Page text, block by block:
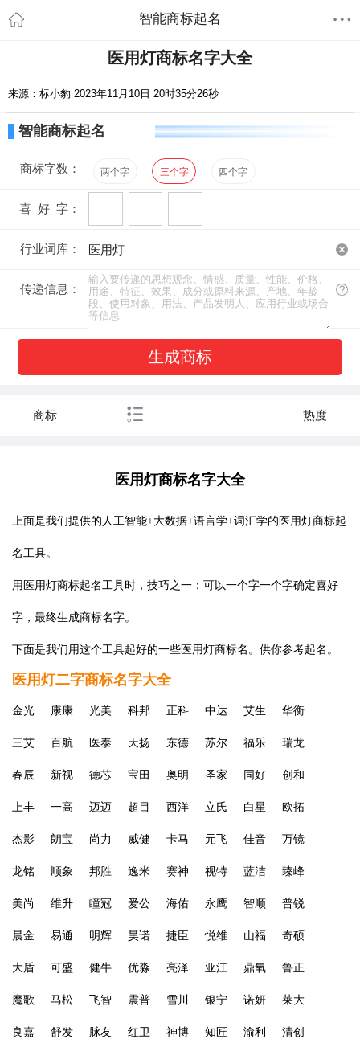
智能商标起名
医用灯商标名字大全
来源：标小豹 2023年11月10日 20时35分26秒
智能商标起名
商标字数： 两个字 三个字 四个字
喜 好 字：
行业词库：
传递信息：
生成商标
商标 热度
医用灯商标名字大全
上面是我们提供的人工智能+大数据+语言学+词汇学的医用灯商标起
名工具。
用医用灯商标起名工具时，技巧之一：可以一个字一个字确定喜好
字，最终生成商标名字。
下面是我们用这个工具起好的一些医用灯商标名。供你参考起名。
医用灯二字商标名字大全
金光 康康 光美 科邦 正科 中达 艾生 华衡
三艾 百航 医泰 天扬 东德 苏尔 福乐 瑞龙
春辰 新视 德芯 宝田 奥明 圣家 同好 创和
上丰 一高 迈迈 超目 西洋 立氏 白星 欧拓
杰影 朗宝 尚力 威健 卡马 元飞 佳音 万镜
龙铭 顺象 邦胜 逸米 赛神 视特 蓝洁 臻峰
美尚 维升 瞳冠 爱公 海佑 永鹰 智顺 普锐
晨金 易通 明辉 昊诺 捷臣 悦维 山福 奇硕
大盾 可盛 健牛 优淼 亮泽 亚江 鼎氧 鲁正
魔歌 马松 飞智 震普 雪川 银宁 诺妍 莱大
良嘉 舒发 脉友 红卫 神博 知匠 渝利 清创